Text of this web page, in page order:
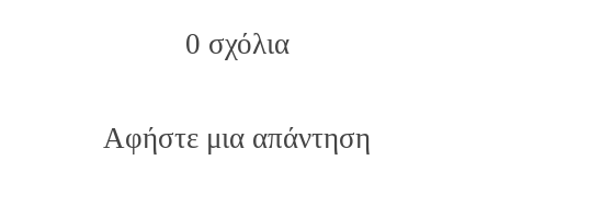
0 σχόλια
Αφήστε μια απάντηση